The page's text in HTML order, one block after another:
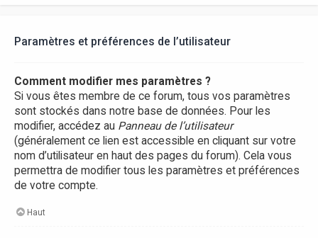
Paramètres et préférences de l’utilisateur
Comment modifier mes paramètres ?
Si vous êtes membre de ce forum, tous vos paramètres
sont stockés dans notre base de données. Pour les
modifier, accédez au Panneau de l’utilisateur
(généralement ce lien est accessible en cliquant sur votre
nom d’utilisateur en haut des pages du forum). Cela vous
permettra de modifier tous les paramètres et préférences
de votre compte.
Haut